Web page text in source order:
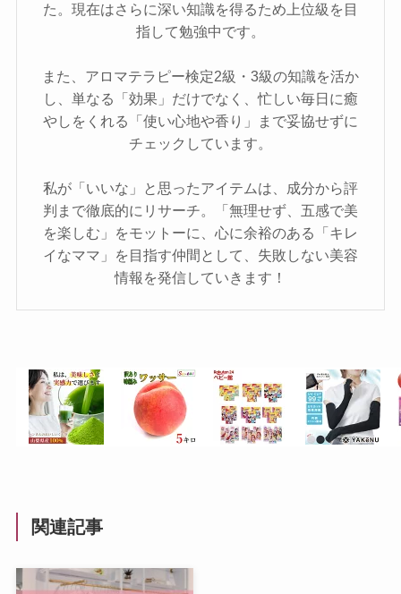
た。現在はさらに深い知識を得るため上位級を目
指して勉強中です。
また、アロマテラピー検定2級・3級の知識を活か
し、単なる「効果」だけでなく、忙しい毎日に癒
やしをくれる「使い心地や香り」まで妥協せずに
チェックしています。
私が「いいな」と思ったアイテムは、成分から評
判まで徹底的にリサーチ。「無理せず、五感で美
を楽しむ」をモットーに、心に余裕のある「キレ
イなママ」を目指す仲間として、失敗しない美容
情報を発信していきます！
関連記事